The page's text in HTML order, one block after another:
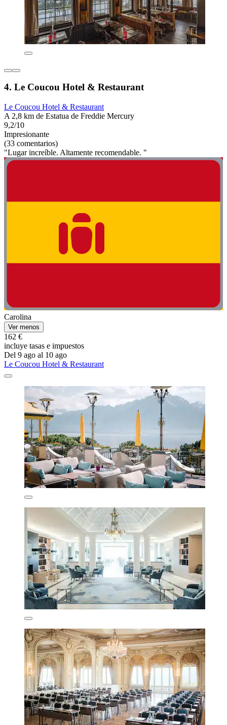
4. Le Coucou Hotel & Restaurant
Le Coucou Hotel & Restaurant
A 2,8 km de Estatua de Freddie Mercury
9,2/10
Impresionante
(33 comentarios)
"Lugar increíble. Altamente recomendable. "
Carolina
Ver menos
162 €
incluye tasas e impuestos
Del 9 ago al 10 ago
Le Coucou Hotel & Restaurant